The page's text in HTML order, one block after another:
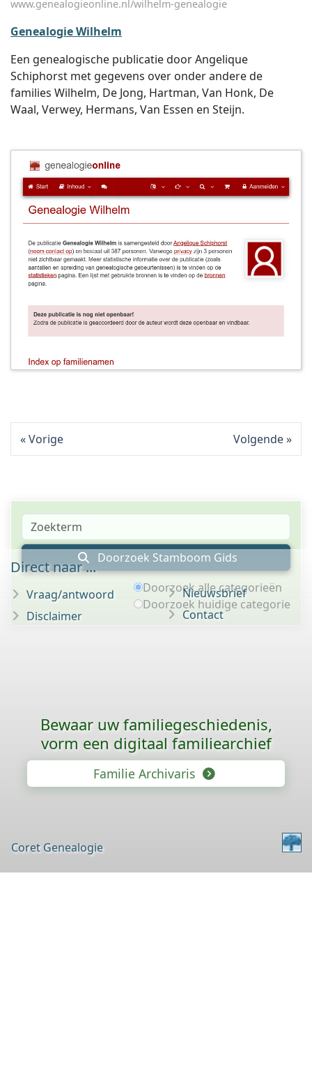
www.genealogieonline.nl/wilhelm-genealogie
Genealogie Wilhelm
Een genealogische publicatie door Angelique
Schiphorst met gegevens over onder andere de
families Wilhelm, De Jong, Hartman, Van Honk, De
Waal, Verwey, Hermans, Van Essen en Steijn.
Vorige Volgende
Doorzoek Stamboom Gids
Doorzoek alle categorieën
Doorzoek huidige categorie
Direct naar ...
Vraag/antwoord
Disclaimer
Nieuwsbrief
Contact
Bewaar uw familie­geschiedenis,
vorm een digitaal familiearchief
Familie Archivaris
Coret Genealogie